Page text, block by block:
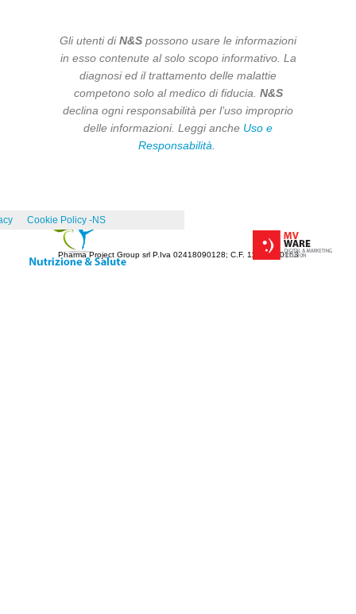
Gli utenti diN&S possono usare le informazioni
in esso contenute al solo scopo informativo. La
diagnosi ed il trattamento delle malattie
competono solo al medico di fiducia. N&S
declina ogni responsabilità per l’uso improprio
delle informazioni. Leggi anche Uso e
Responsabilità
Cookie Policy -NS
Pharma Project Group srl P.Iva 02418090128; C.F. 11341670153